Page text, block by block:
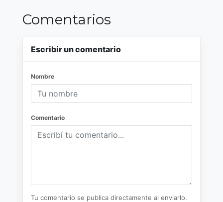
Comentarios
Escribir un comentario
Nombre
Comentario
Tu comentario se publica directamente al enviarlo.